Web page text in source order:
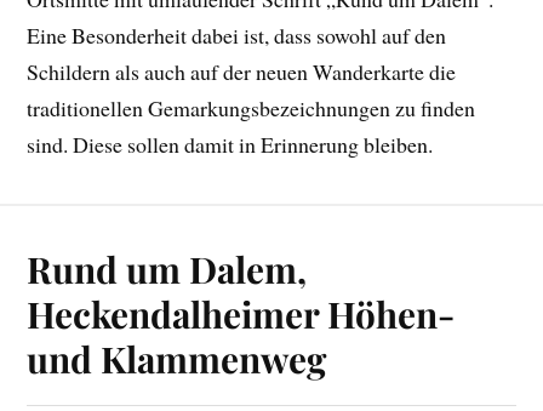
Eine Besonderheit dabei ist, dass sowohl auf den
Schildern als auch auf der neuen Wanderkarte die
traditionellen Gemarkungsbezeichnungen zu finden
sind. Diese sollen damit in Erinnerung bleiben.
Rund um Dalem,
Heckendalheimer Höhen-
und Klammenweg